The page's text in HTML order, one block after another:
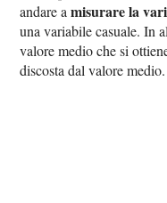
andare amisurare la
una variabile casuale. In
valore medio che si
discosta dal valore medio.